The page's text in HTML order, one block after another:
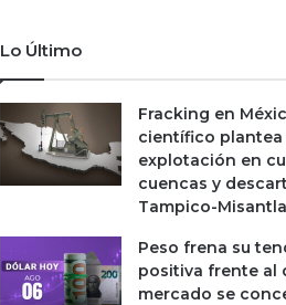
Lo Último
Fracking en
científico plantea
explotación en
cuencas y
Tampico-Misantla
Peso frena su
positiva frente al
mercado se